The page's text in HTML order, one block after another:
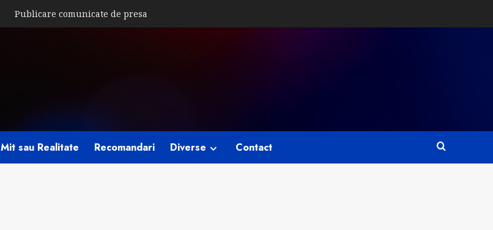
Publicare comunicate de presa
Mit sau Realitate Recomandari Diverse Contact